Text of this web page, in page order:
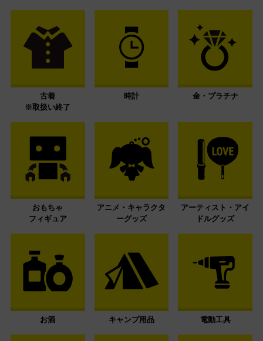
古着
※取扱い終了
時計 金・プラチナ
おもちゃ
フィギュア
アニメ・キャラクタ
ーグッズ
アーティスト・アイ
ドルグッズ
お酒 キャンプ用品 電動工具